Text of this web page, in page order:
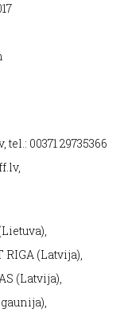
00371 29735366
(Latvija),
(Latvija),